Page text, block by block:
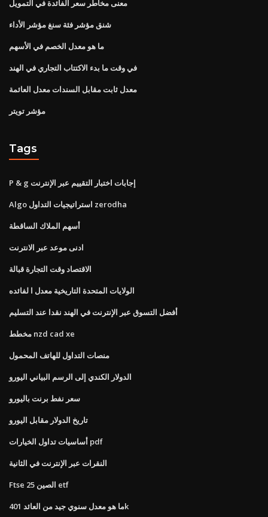
معنى مخاطر سعر الفائدة في التمويل
شنق مؤشر فئة سنغ مؤشر الأداء
ما هو معدل الخصم في الأسهم
في وقت ما بدء الاكتتاب التجاري في الهند
معدل ثابت مقابل السندات معدل العائمة
مؤشر تويتر
Tags
P & g إجابات اختبار التقييم عبر الإنترنت
Algo استراتيجيات التداول zerodha
أسهم الملاك الساقطة
ادنى موعد عبر الانترنت
الاقتصاد وقت التجارة قبالة
الولايات المتحدة التاريخية معدل ا لفائده
أفضل التسوق عبر الإنترنت في الهند نقدا عند التسليم
مخطط nzd cad xe
منصات التداول للهاتف المحمول
الدولار الكندي إلى الرسم البياني اليورو
سعر نفط برنت باليورو
تاريخ الدولار مقابل اليورو
أساسيات تداول الخيارات pdf
النقرات عبر الإنترنت في الثانية
Ftse الصين 25 etf
ما هو معدل سنوي جيد من العائد 401k